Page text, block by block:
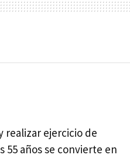
realizar ejercicio de
55 años se convierte en